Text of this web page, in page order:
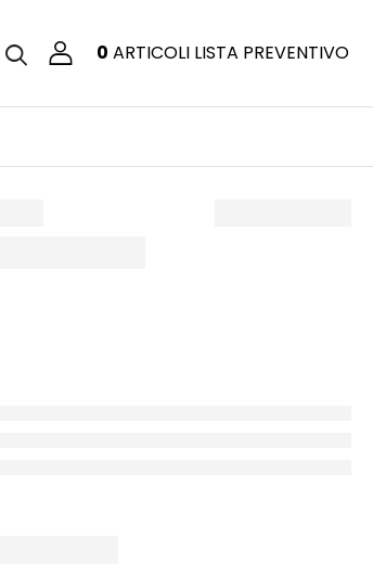
0 ARTICOLI LISTA PREVENTIVO